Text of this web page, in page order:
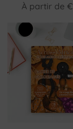
À partir de